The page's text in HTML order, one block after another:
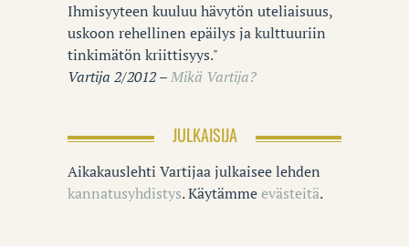
Ihmisyyteen kuuluu hävytön uteliaisuus,
uskoon rehellinen epäilys ja kulttuuriin
tinkimätön kriittisyys."
Vartija 2/2012 –Mikä Vartija?
JULKAISIJA
Aikakauslehti Vartijaa julkaisee lehden
kannatusyhdistys. Käytämmeevästeitä.